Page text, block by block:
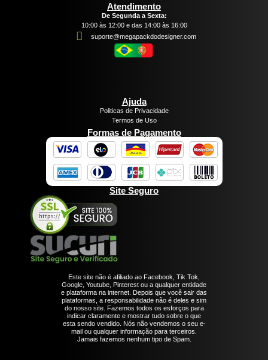
Atendimento
De Segunda a Sexta:
10:00 às 12:00 e das 14:00 às 16:00
suporte@megapackdodesigner.com
Ajuda
Politicas de Privacidade
Termos de Uso
Formas de Pagamento
Site Seguro
Este site não é afiliado ao Facebook, Tik Tok,
Google, Youtube, Pinterest ou a qualquer entidade
e plataforma na internet. Depois que você sair das
plataformas, a responsabilidade não é deles e sim
do nosso site. Fazemos todos os esforços para
indicar claramente e mostrar tudo sobre o que
esta sendo vendido. Nós não vendemos o seu e-
mail ou qualquer informação para terceiros.
Jamais fazemos nenhum tipo de Spam.